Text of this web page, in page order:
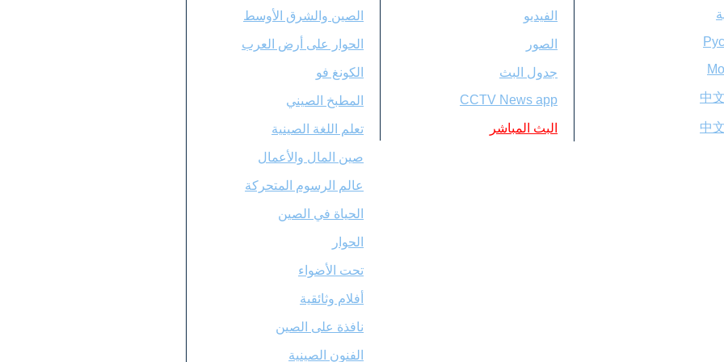
中
中
الفيديو
الصور
جدول البث
CCTV News app
البث المباشر
الصين والشرق الأوسط
الحوار على أرض العرب
الكونغ فو
المطبخ الصيني
تعلم اللغة الصينية
صين المال والأعمال
عالم الرسوم المتحركة
الحياة في الصين
الحوار
تحت الأضواء
أفلام وثائقية
نافذة على الصين
الفنون الصينية